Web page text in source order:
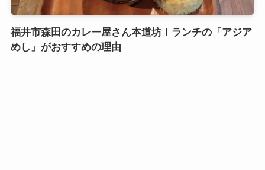
福井市森田のカレー屋さん本道坊！ランチの「アジア
めし」がおすすめの理由